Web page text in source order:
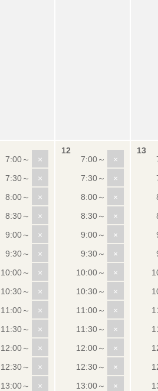
×
×
×
×
×
×
×
×
×
×
×
×
×
×
×
×
×
×
×
×
×
×
×
×
×
×